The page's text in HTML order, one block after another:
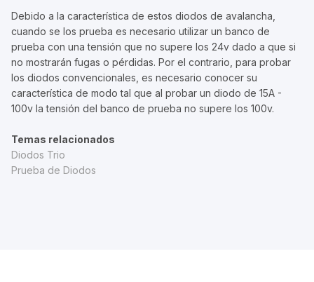
Debido a la característica de estos diodos de avalancha,
cuando se los prueba es necesario utilizar un banco de
prueba con una tensión que no supere los 24v dado a que si
no mostrarán fugas o pérdidas. Por el contrario, para probar
los diodos convencionales, es necesario conocer su
característica de modo tal que al probar un diodo de 15A -
100v la tensión del banco de prueba no supere los 100v.
Temas relacionados
Diodos Trio
Prueba de Diodos